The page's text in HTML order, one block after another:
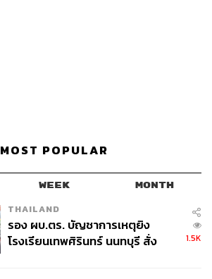
MOST POPULAR
WEEK MONTH
THAILAND
รอง ผบ.ตร. บัญชาการเหตุยิง
โรงเรียนเทพศิรินทร์ นนทบุรี สั่ง
1.5K